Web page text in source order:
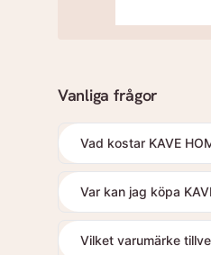
Vanliga frågor
Vad kostar KAVE
Var kan jag köpa
Vilket varumärke